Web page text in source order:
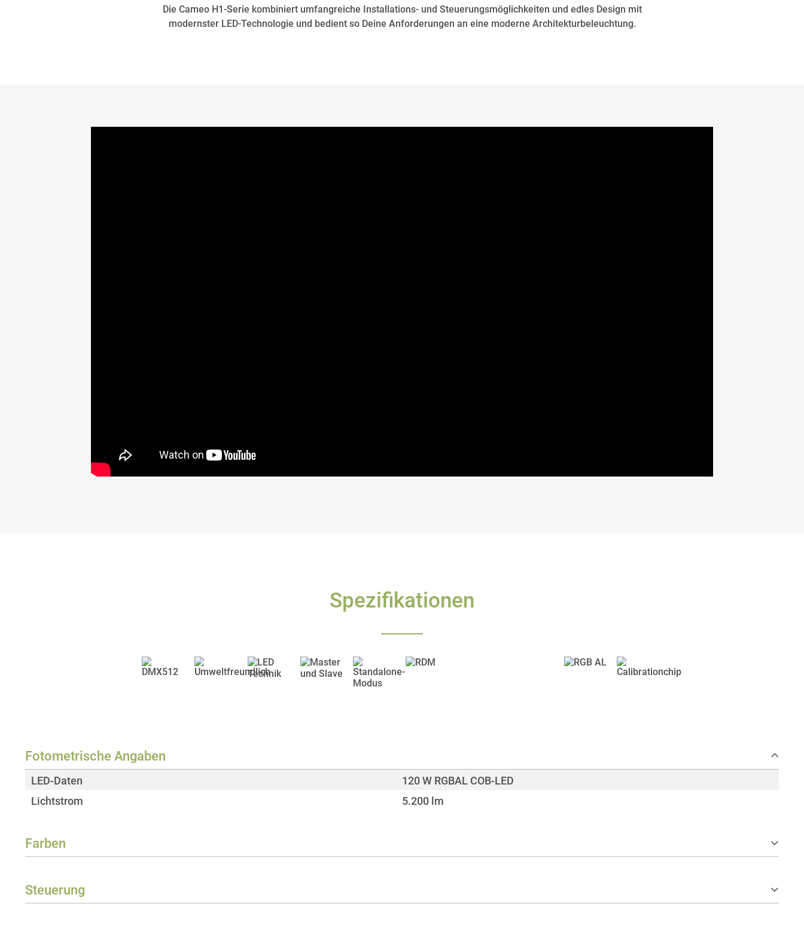
Die Cameo H1-Serie kombiniert umfangreiche Installations- und Steuerungsmöglichkeiten und edles Design mit
modernster LED-Technologie und bedient so Deine Anforderungen an eine moderne Architekturbeleuchtung.
Spezifikationen
Fotometrische Angaben
LED-Daten
120 W RGBAL COB-LED
Lichtstrom
5.200 lm
Farben
Steuerung